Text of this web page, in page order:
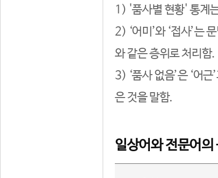
1) '품사별 현황' 통계
2) ‘어미’와 ‘접사’는
와 같은 층위로 처리함.
3) ‘품사 없음’은 ‘어
은 것을 말함.
일상어와 전문어의